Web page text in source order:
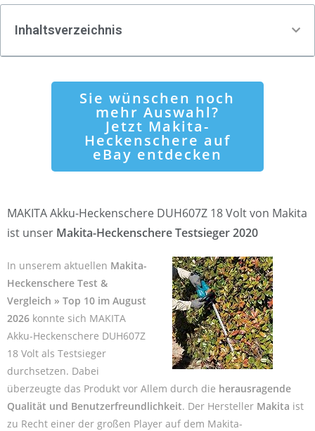
Inhaltsverzeichnis
Sie wünschen noch
mehr Auswahl?
Jetzt Makita-
Heckenschere auf
eBay entdecken
MAKITA Akku-Heckenschere DUH607Z 18 Volt von Makita
ist unser Makita-Heckenschere Testsieger 2020
In unserem aktuellen Makita-
Heckenschere Test &
Vergleich » Top 10 im August
2026 konnte sich MAKITA
Akku-Heckenschere DUH607Z
18 Volt als Testsieger
durchsetzen. Dabei
überzeugte das Produkt vor Allem durch die herausragende
Qualität und Benutzerfreundlichkeit. Der Hersteller Makita ist
zu Recht einer der großen Player auf dem Makita-